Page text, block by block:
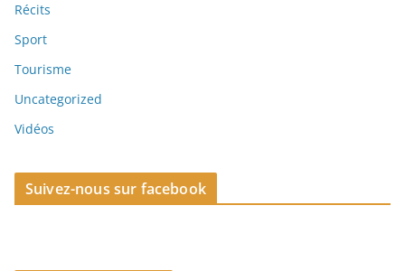
Récits
Sport
Tourisme
Uncategorized
Vidéos
Suivez-nous sur facebook